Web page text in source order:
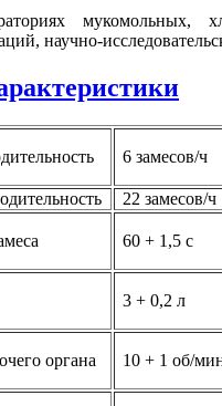
мукомольных,
научно-
6 замесов/ч
22 замесов/ч
60 + 1,5 с
3 + 0,2 л
органа 10 + 1 об/